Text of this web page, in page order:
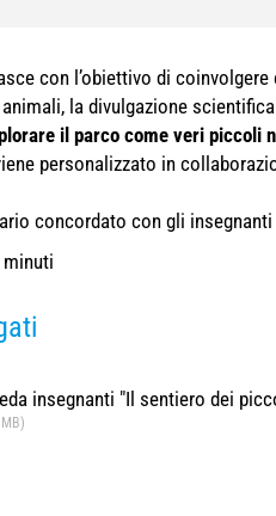
con l’obiettivo di
la divulgazione
il parco come veri piccoli
personalizzato in
concordato con gli insegnanti
minuti
insegnanti "Il sentiero dei